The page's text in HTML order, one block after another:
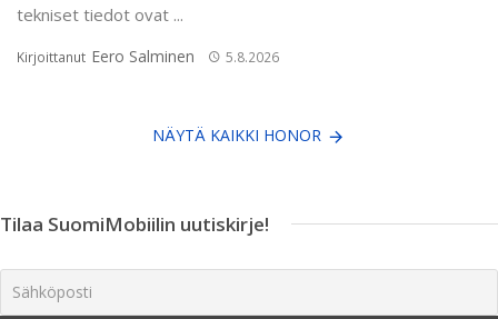
tekniset tiedot ovat ...
Kirjoittanut Eero Salminen 5.8.2026
NÄYTÄ KAIKKI HONOR
Tilaa SuomiMobiilin uutiskirje!